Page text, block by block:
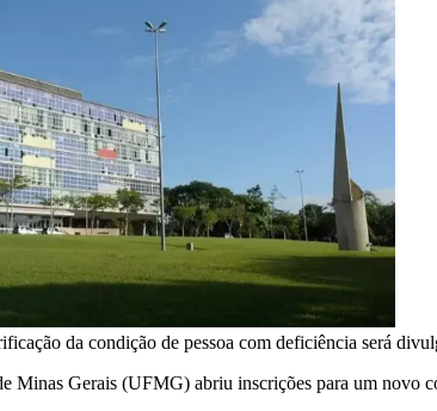
da condição de pessoa com deficiência será
Minas Gerais (UFMG) abriu inscrições para um novo